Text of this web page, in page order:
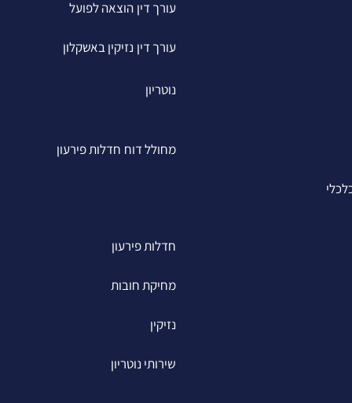
עורך דין הוצאה לפועל
עורך דין נזיקין באשקלון
נוטריון
מחולל דוח חדלות פירעון
חדלות פירעון
מחיקת חובות
נזיקין
שירותי נוטריון